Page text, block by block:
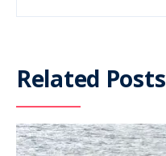
Related Posts